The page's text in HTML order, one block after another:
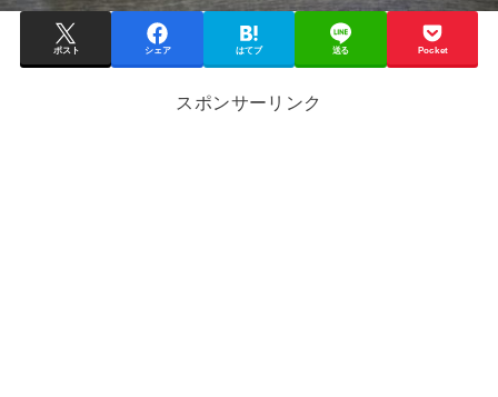
ポスト シェア はてブ 送る Pocket
スポンサーリンク